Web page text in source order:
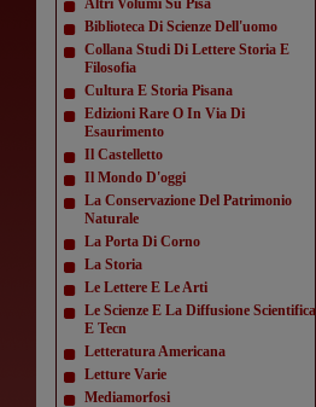
Altri Volumi Su Pisa
Biblioteca Di Scienze Dell'uomo
Collana Studi Di Lettere Storia E
Filosofia
Cultura E Storia Pisana
Edizioni Rare O In Via Di
Esaurimento
Il Castelletto
Il Mondo D'oggi
La Conservazione Del Patrimonio
Naturale
La Porta Di Corno
La Storia
Le Lettere E Le Arti
Le Scienze E La Diffusione Scientifica
E Tecn
Letteratura Americana
Letture Varie
Mediamorfosi